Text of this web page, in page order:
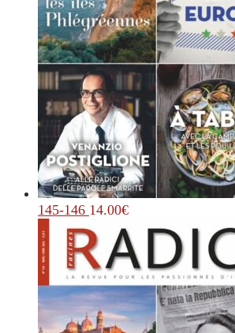
145-146 14.00€